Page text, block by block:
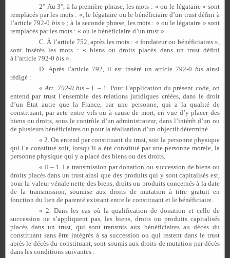
2° Au 3°, à la première phrase, les mots : « ou le légataire » sont
remplacés par les mots : «, le légataire ou le bénéficiaire d’un trust défini à
l’article 792-0 bis» ; à la seconde phrase, les mots : « ou le légataire » sont
remplacés par les mots : « ou le bénéficiaire d’un trust ».
C. À l’article 752, après les mots : « fondateur ou bénéficiaires »,
sont insérés les mots : « biens ou droits placés dans un trust défini
à l’article 792-0 bis ».
D. Après l’article 792, il est inséré un article 792-0 bis ainsi
rédigé :
«Art. 792-0 bis.– I. – 1. Pour l’application du présent code, on
entend par trust l’ensemble des relations juridiques créées, dans le droit
d’un État autre que la France, par une personne, qui a la qualité de
constituant, par acte entre vifs ou à cause de mort, en vue d’y placer des
biens ou droits, sous le contrôle d’un administrateur, dans l’intérêt d’un ou
de plusieurs bénéficiaires ou pour la réalisation d’un objectif déterminé.
« 2. On entend par constituant du trust, soit la personne physique
qui l’a constitué soit, lorsqu’il a été constitué par une personne morale, la
personne physique qui y a placé des biens ou des droits.
« II.– 1. La transmission par donation ou succession de biens ou
droits placés dans un trust ainsi que des produits qui y sont capitalisés est,
pour la valeur vénale nette des biens, droits ou produits concernés à la date
de la transmission, soumise aux droits de mutation à titre gratuit en
fonction du lien de parenté existant entre le constituant et le bénéficiaire.
« 2. Dans les cas où la qualification de donation et celle de
succession ne s’appliquent pas, les biens, droits ou produits capitalisés
placés dans un trust, qui sont transmis aux bénéficiaires au décès du
constituant sans être intégrés à sa succession ou qui restent dans le trust
après le décès du constituant, sont soumis aux droits de mutation par décès
dans les conditions suivantes :